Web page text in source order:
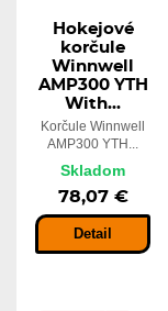
Hokejové
korčule
Winnwell
AMP300 YTH
With...
Korčule Winnwell
AMP300 YTH...
Skladom
78,07 €
Detail